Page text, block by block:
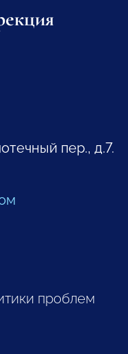
пер., д.7.
проблем